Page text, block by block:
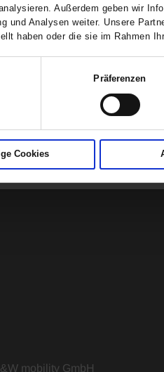
Außerdem geben wir
und Analysen weiter. Unsere
haben oder die sie im Rahmen
Präferenzen
Cookies
– wir beraten Sie gerne!
Mobilität! Mit 16 Marken
wir uns bestens im
Autohändlern in
BMW, Citroën, DS, Ford,
, weitere Standorte der
Korbach, Limburg, Mainz,
mobility GmbH